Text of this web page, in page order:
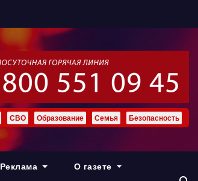
СВО Образование Семья Безопасность
Реклама О газете